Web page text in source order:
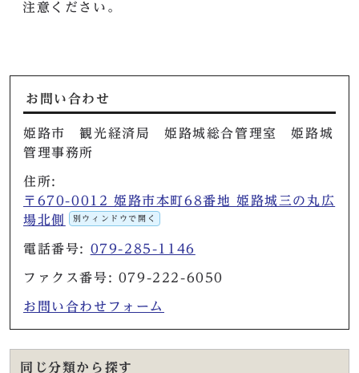
注意ください。
お問い合わせ
姫路市 観光経済局 姫路城総合管理室 姫路城
管理事務所
住所:
〒670-0012 姫路市本町68番地 姫路城三の丸広
場北側
別ウィンドウで開く
電話番号: 079-285-1146
ファクス番号: 079-222-6050
お問い合わせフォーム
同じ分類から探す